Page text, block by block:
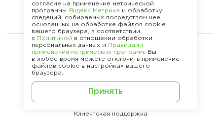
Как устроены бенчмарки
Отдел продаж
sales@happy-job.ru
+ 7 (495) 646-83-89
Клиентская поддержка
согласие на применение метрической
программы Яндекс Метрика и обработку
сведений, собираемых посредством нее,
основанных на обработке файлов cookie
вашего браузера, в соответствии
с Политикой в отношении обработки
персональных данных и
Правилами
применения метрических программ . Вы
в любое время можете отключить применение
файлов cookie в настройках вашего
браузера.
Принять